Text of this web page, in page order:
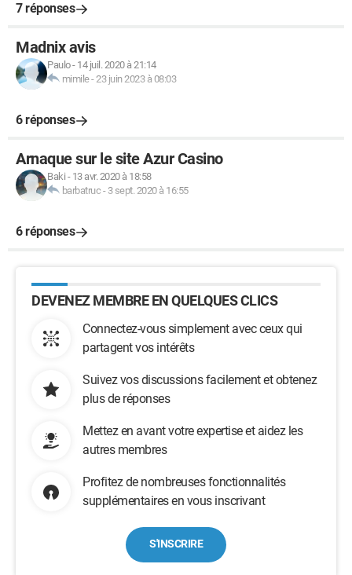
7 réponses
Madnix avis
Paulo- 14 juil. 2020 à 21:14
mimile-23 juin 2023 à 08:03
6 réponses
Arnaque sur le site Azur Casino
Baki - 13 avr. 2020 à 18:58
barbatruc - 3 sept. 2020 à 16:55
6 réponses
DEVENEZ MEMBRE EN QUELQUES CLICS
Connectez-vous simplement avec ceux qui
partagent vos intérêts
Suivez vos discussions facilement et obtenez
plus de réponses
Mettez en avant votre expertise et aidez les
autres membres
Profitez de nombreuses fonctionnalités
supplémentaires en vous inscrivant
S'INSCRIRE